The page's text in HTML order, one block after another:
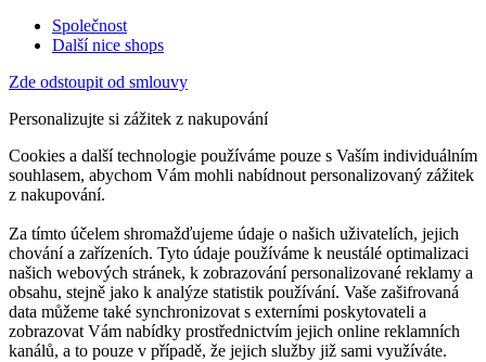
Společnost
Další nice shops
Zde odstoupit od smlouvy
Personalizujte si zážitek z nakupování
Cookies a další technologie používáme pouze s Vaším individuálním
souhlasem, abychom Vám mohli nabídnout personalizovaný zážitek
z nakupování.
Za tímto účelem shromažďujeme údaje o našich uživatelích, jejich
chování a zařízeních. Tyto údaje používáme k neustálé optimalizaci
našich webových stránek, k zobrazování personalizované reklamy a
obsahu, stejně jako k analýze statistik používání. Vaše zašifrovaná
data můžeme také synchronizovat s externími poskytovateli a
zobrazovat Vám nabídky prostřednictvím jejich online reklamních
kanálů, a to pouze v případě, že jejich služby již sami využíváte.